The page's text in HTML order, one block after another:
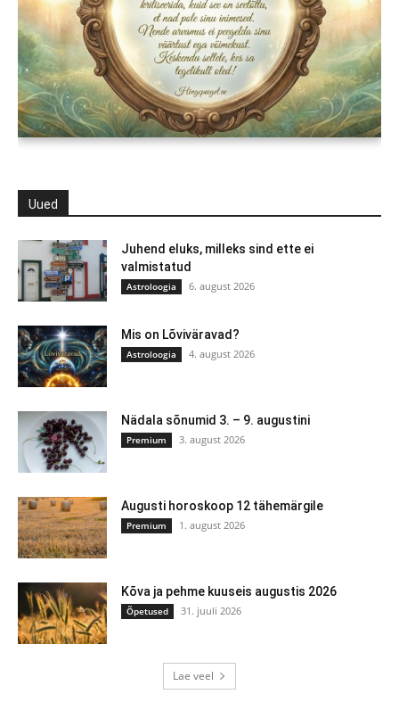
Uued
Juhend eluks, milleks sind ette ei
valmistatud
Astroloogia 6. august 2026
Mis on Lõviväravad?
Astroloogia 4. august 2026
Nädala sõnumid 3. – 9. augustini
Premium 3. august 2026
Augusti horoskoop 12 tähemärgile
Premium 1. august 2026
Kõva ja pehme kuuseis augustis 2026
Õpetused 31. juuli 2026
Lae veel